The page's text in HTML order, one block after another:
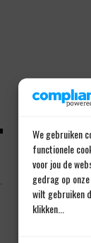
We gebruiken
functionele
voor jou de
gedrag op
wilt gebruiken
klikken...